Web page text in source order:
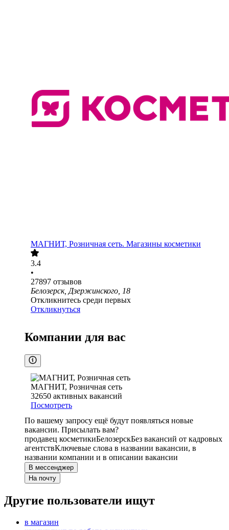
МАГНИТ, Розничная сеть. Магазины косметики
3.4
•
27897 отзывов
Белозерск, Дзержинского, 18
Откликнитесь среди первых
Откликнуться
Компании для вас
МАГНИТ, Розничная сеть
32650 активных вакансий
Посмотреть
По вашему запросу ещё будут появляться новые
вакансии. Присылать вам?
продавец косметикиБелозерскБез вакансий от кадровых
агентствКлючевые слова в названии вакансии, в
названии компании и в описании вакансии
В мессенджер
На почту
Другие пользователи ищут
в магазин